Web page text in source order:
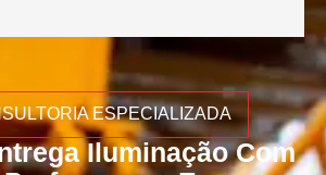
ESPECIALIZADA
Iluminação Com